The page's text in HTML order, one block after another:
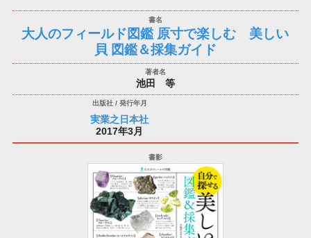
大人のフィールド図鑑 原寸で楽しむ 美しい
貝 図鑑＆採集ガイド
池田 等
実業之日本社
2017年3月